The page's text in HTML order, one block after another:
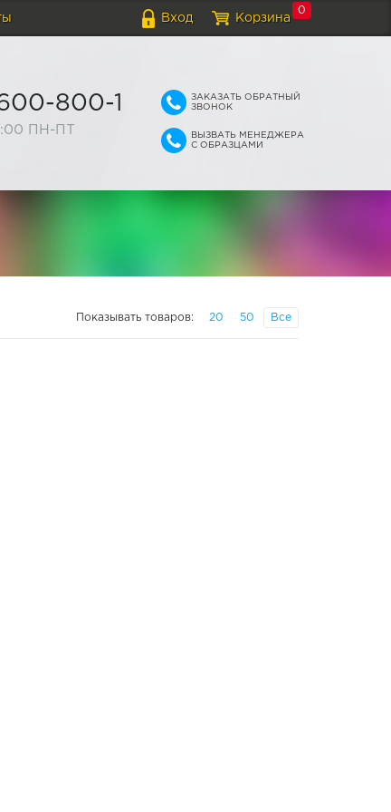
Вход Корзина
0
800-1
ПН-ПТ
ЗАКАЗАТЬ ОБРАТНЫЙ
ЗВОНОК
ВЫЗВАТЬ МЕНЕДЖЕРА
С ОБРАЗЦАМИ
Показывать товаров: 20 50 Все